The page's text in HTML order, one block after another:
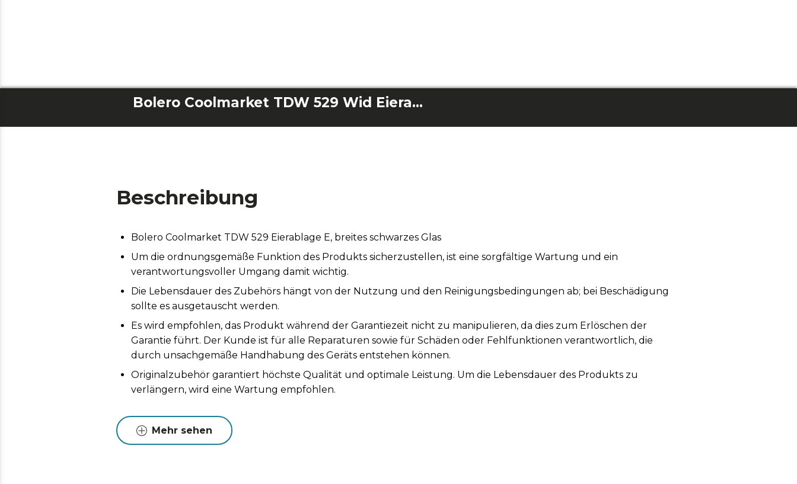
Bolero Coolmarket TDW 529 Wid Eierablage aus schwarzem Glas
Beschreibung
Bolero Coolmarket TDW 529 Eierablage E, breites schwarzes Glas
Um die ordnungsgemäße Funktion des Produkts sicherzustellen, ist eine sorgfältige Wartung und ein
verantwortungsvoller Umgang damit wichtig.
Die Lebensdauer des Zubehörs hängt von der Nutzung und den Reinigungsbedingungen ab; bei Beschädigung
sollte es ausgetauscht werden.
Es wird empfohlen, das Produkt während der Garantiezeit nicht zu manipulieren, da dies zum Erlöschen der
Garantie führt. Der Kunde ist für alle Reparaturen sowie für Schäden oder Fehlfunktionen verantwortlich, die
durch unsachgemäße Handhabung des Geräts entstehen können.
Originalzubehör garantiert höchste Qualität und optimale Leistung. Um die Lebensdauer des Produkts zu
verlängern, wird eine Wartung empfohlen.
Mehr sehen